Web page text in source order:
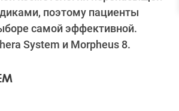
поэтому пациенты
самой эффективной.
System и Morpheus 8.